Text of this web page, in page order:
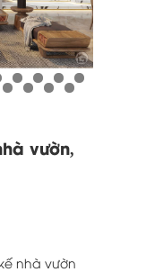
vườn,
nhà vườn